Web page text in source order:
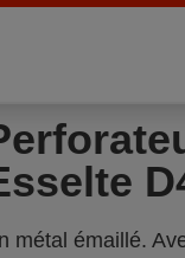
métal émaillé.